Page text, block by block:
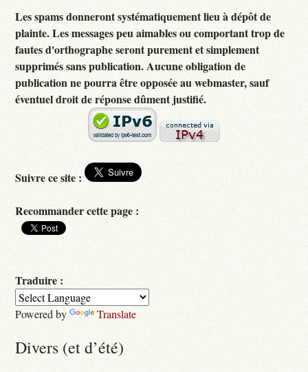
Les spams donneront systématiquement lieu à dépôt de
plainte. Les messages peu aimables ou comportant trop de
fautes d'orthographe seront purement et simplement
supprimés sans publication. Aucune obligation de
publication ne pourra être opposée au webmaster, sauf
éventuel droit de réponse dûment justifié.
Suivre ce site :
Recommander cette page :
Traduire :
Powered by Translate
Divers (et d’été)